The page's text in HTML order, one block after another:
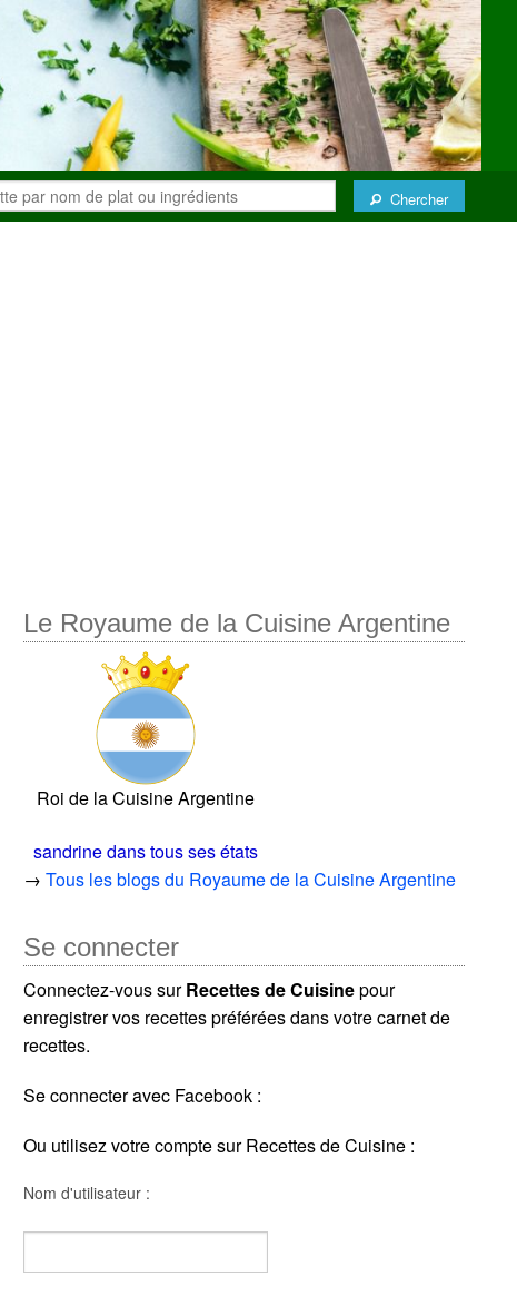
Chercher
Le Royaume de la Cuisine Argentine
Roi de la Cuisine Argentine
sandrine dans tous ses états
→Tous les blogs du Royaume de la Cuisine Argentine
Se connecter
Connectez-vous surRecettes de Cuisinepour
enregistrer vos recettes préférées dans votre carnet de
recettes.
Se connecter avec Facebook :
Ou utilisez votre compte sur Recettes de Cuisine :
Nom d'utilisateur :